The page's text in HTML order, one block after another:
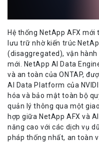
Hệ thống NetApp AFX mới
lưu trữ nhờ kiến trúc
(disaggregated), vận
mới. NetApp AI Data
và an toàn của ONTAP,
AI Data Platform của
hóa và bảo mật toàn bộ
quản lý thông qua một
hợp giữa NetApp AFX và
năng cao với các dịch vụ
pháp thống nhất, an toàn